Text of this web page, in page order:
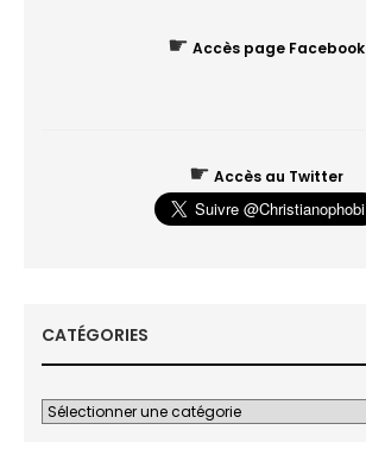
☛ Accès page Facebook
☛ Accès au Twitter
CATÉGORIES